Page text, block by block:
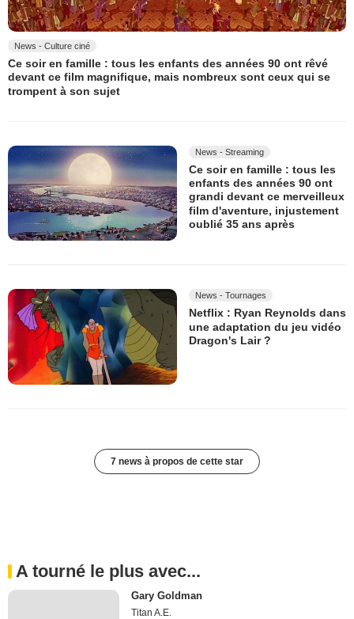
News - Culture ciné
Ce soir en famille : tous les enfants des années 90 ont rêvé
devant ce film magnifique, mais nombreux sont ceux qui se
trompent à son sujet
News - Streaming
Ce soir en famille : tous les
enfants des années 90 ont
grandi devant ce merveilleux
film d'aventure, injustement
oublié 35 ans après
News - Tournages
Netflix : Ryan Reynolds dans
une adaptation du jeu vidéo
Dragon's Lair ?
7 news à propos de cette star
A tourné le plus avec...
Gary Goldman
Titan A.E.